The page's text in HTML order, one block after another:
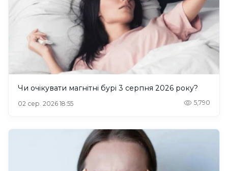
Чи очікувати магнітні бурі 3 серпня 2026 року?
02 сер. 2026 18:55 5,790